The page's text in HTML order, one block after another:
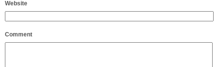
Website
Comment